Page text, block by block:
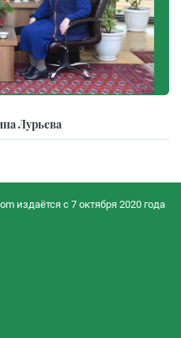
Лурьева
издаётся с 7 октября 2020 года